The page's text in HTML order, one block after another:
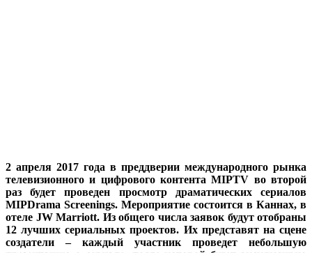
2 апреля 2017 года в преддверии международного рынка
телевизионного и цифрового контента MIPTV во второй
раз будет проведен просмотр драматических сериалов
MIPDrama Screenings. Мероприятие состоится в Каннах, в
отеле JW Marriott. Из общего числа заявок будут отобраны
12 лучших сериальных проектов. Их представят на сцене
создатели – каждый участник проведет небольшую